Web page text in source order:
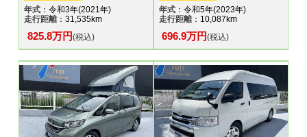
年式 ：令和3年(2021年)
走行距離：31,535km
825.8万円(税込)
年式：令和5年(2023年)
走行距離：10,087km
696.9万円(税込)